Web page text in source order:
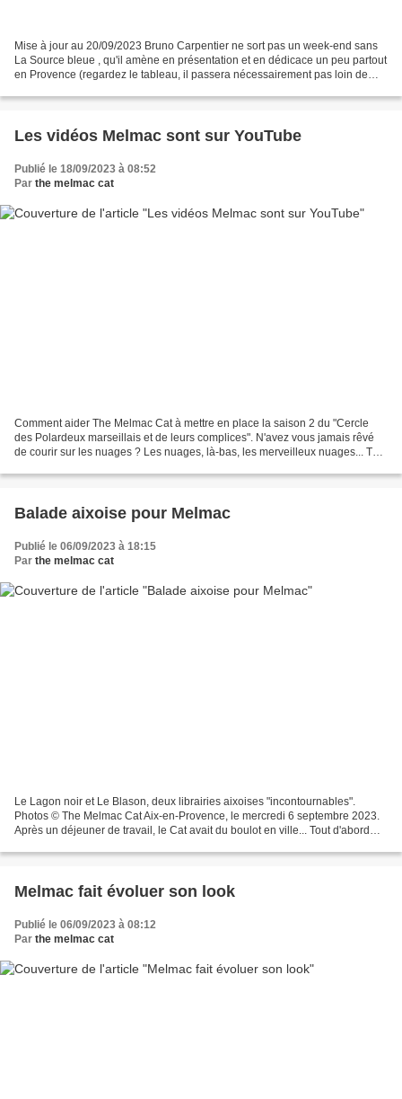
Mise à jour au 20/09/2023 Bruno Carpentier ne sort pas un week-end sans
La Source bleue , qu'il amène en présentation et en dédicace un peu partout
en Provence (regardez le tableau, il passera nécessairement pas loin de
Les vidéos Melmac sont sur YouTube
Publié le 18/09/2023 à 08:52
Par the melmac cat
Comment aider The Melmac Cat à mettre en place la saison 2 du "Cercle
des Polardeux marseillais et de leurs complices". N'avez vous jamais rêvé
de courir sur les nuages ? Les nuages, là-bas, les merveilleux nuages... Tout
Balade aixoise pour Melmac
Publié le 06/09/2023 à 18:15
Par the melmac cat
Le Lagon noir et Le Blason, deux librairies aixoises "incontournables".
Photos © The Melmac Cat Aix-en-Provence, le mercredi 6 septembre 2023.
Après un déjeuner de travail, le Cat avait du boulot en ville... Tout d'abord
Melmac fait évoluer son look
Publié le 06/09/2023 à 08:12
Par the melmac cat